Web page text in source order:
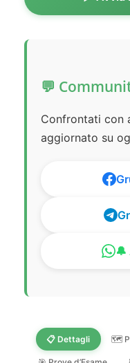
💬
Confrontati con
aggiornato su
🔔
📋 Dettagli 🗺️